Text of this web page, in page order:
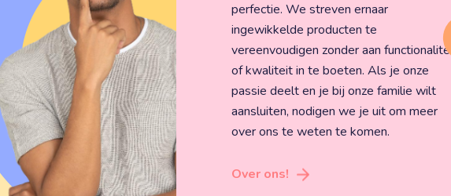
perfectie. We streven ernaar
ingewikkelde producten te
vereenvoudigen zonder aan functionaliteit
of kwaliteit in te boeten. Als je onze
passie deelt en je bij onze familie wilt
aansluiten, nodigen we je uit om meer
over ons te weten te komen.
Over ons!